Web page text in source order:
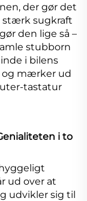
der gør det
stærk sugkraft
den lige så –
stubborn
i bilens
og mærker ud
tastatur
i to
ud over at
udvikler sig til